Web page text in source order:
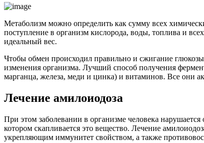
Метаболизм можно определить как сумму всех
поступление в организм кислорода, воды, топлива и
идеальный вес.
Чтобы обмен происходил правильно и сжигание
изменения организма. Лучший способ получения
марганца, железа, меди и цинка) и витаминов. Все они
Лечение амилоиодоза
При этом заболевании в организме человека
котором скапливается это вещество. Лечение
укрепляющим иммунитет свойством, а также